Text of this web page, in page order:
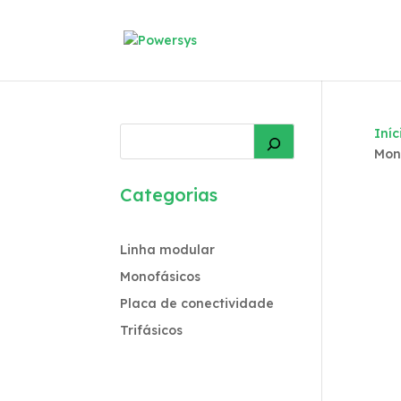
Categorias
Linha modular
Monofásicos
Placa de conectividade
Trifásicos